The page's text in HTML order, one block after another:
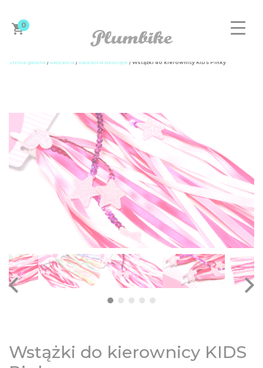
0
ZAPROJEKTUJ ROWER
DAMSKIE
DZIECIĘCE
Strona główna / Akcesoria / Akcesoria dziecięce / Wstążki do kierownicy KIDS Pinky
Wstążki do kierownicy KIDS